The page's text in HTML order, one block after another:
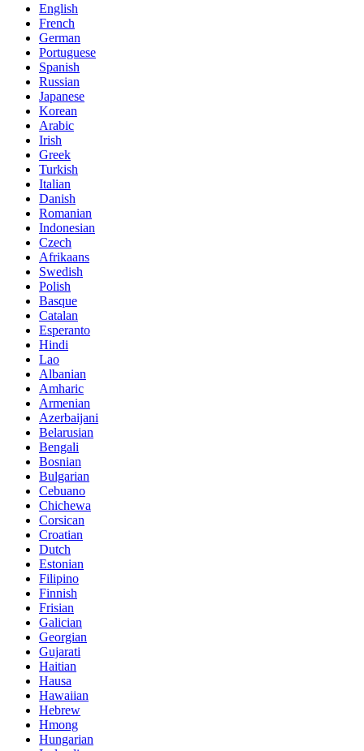
English
French
German
Portuguese
Spanish
Russian
Japanese
Korean
Arabic
Irish
Greek
Turkish
Italian
Danish
Romanian
Indonesian
Czech
Afrikaans
Swedish
Polish
Basque
Catalan
Esperanto
Hindi
Lao
Albanian
Amharic
Armenian
Azerbaijani
Belarusian
Bengali
Bosnian
Bulgarian
Cebuano
Chichewa
Corsican
Croatian
Dutch
Estonian
Filipino
Finnish
Frisian
Galician
Georgian
Gujarati
Haitian
Hausa
Hawaiian
Hebrew
Hmong
Hungarian